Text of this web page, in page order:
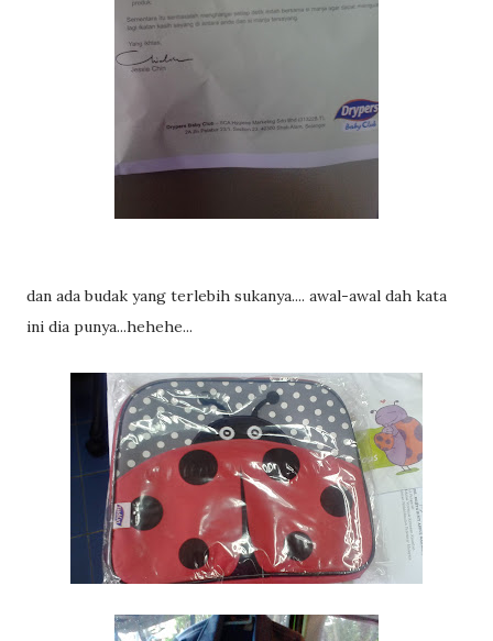
dan ada budak yang terlebih sukanya.... awal-awal dah kata
ini dia punya...hehehe...